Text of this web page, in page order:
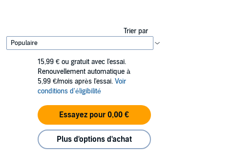
Trier par
15,99 € ou gratuit avec l'essai.
Renouvellement automatique à
5,99 €/mois après l'essai. Voir
conditions d'éligibilité
Essayez pour 0,00 €
Plus d'options d'achat